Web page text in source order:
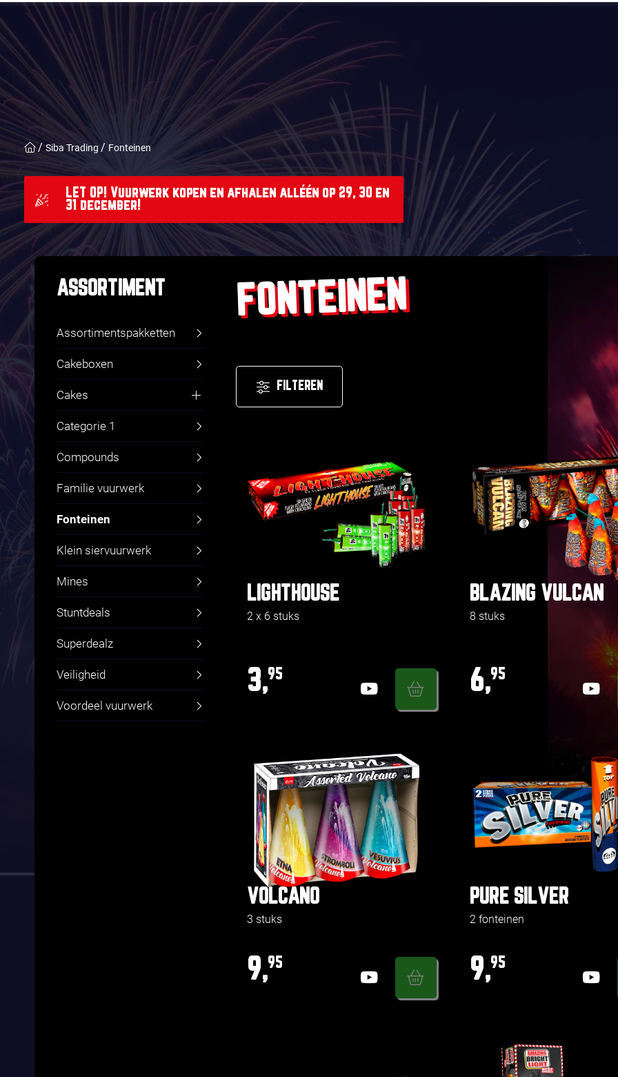
Siba Trading Fonteinen
LET OP! Vuurwerk kopen en afhalen alléén op 29, 30 en
31 december!
ASSORTIMENT
Assortimentspakketten
Cakeboxen
Cakes
Fluitcakes
Categorie 1
Compounds
Familie vuurwerk
Fonteinen
Klein siervuurwerk
Mines
Stuntdeals
Superdealz
Veiligheid
Voordeel vuurwerk
FONTEINEN
FILTEREN
LIGHTHOUSE
2 x 6 stuks
3,95
BLAZING VULCAN
8 stuks
6,95
VOLCANO
3 stuks
9,95
PURE SILVER
2 fonteinen
9,95